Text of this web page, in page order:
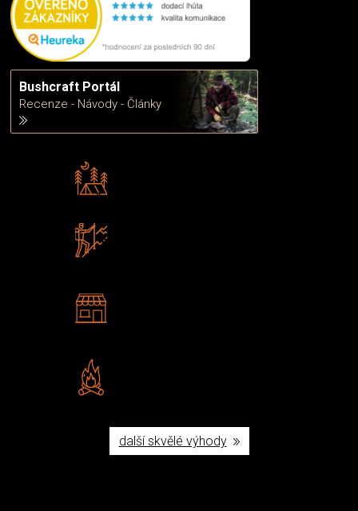
Bushcraft Portál
Recenze - Návody - Články
další skvělé výhody